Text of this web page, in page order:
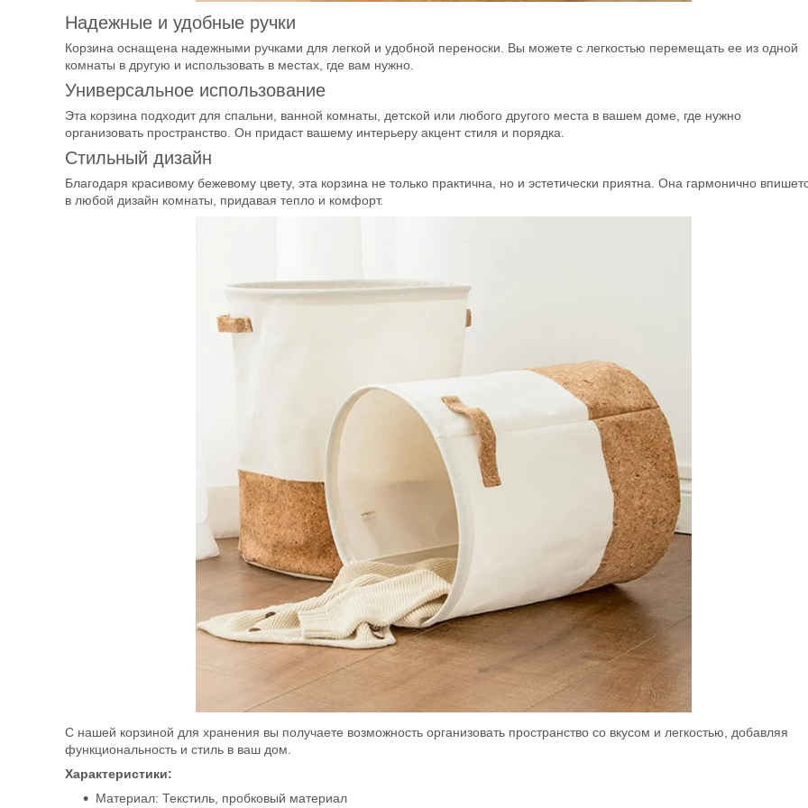
Надежные и удобные ручки
Корзина оснащена надежными ручками для легкой и удобной переноски. Вы можете с легкостью перемещать ее из одной
комнаты в другую и использовать в местах, где вам нужно.
Универсальное использование
Эта корзина подходит для спальни, ванной комнаты, детской или любого другого места в вашем доме, где нужно
организовать пространство. Он придаст вашему интерьеру акцент стиля и порядка.
Стильный дизайн
Благодаря красивому бежевому цвету, эта корзина не только практична, но и эстетически приятна. Она гармонично
в любой дизайн комнаты, придавая тепло и комфорт.
С нашей корзиной для хранения вы получаете возможность организовать пространство со вкусом и легкостью, добавляя
функциональность и стиль в ваш дом.
Характеристики:
Материал: Текстиль, пробковый материал